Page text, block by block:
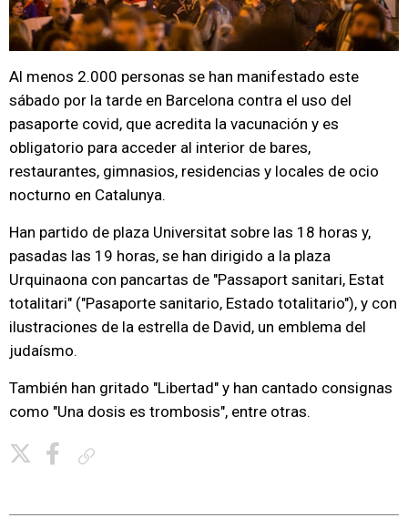
Al menos 2.000 personas se han manifestado este
sábado por la tarde en Barcelona contra el uso del
pasaporte covid, que acredita la vacunación y es
obligatorio para acceder al interior de bares,
restaurantes, gimnasios, residencias y locales de ocio
nocturno en Catalunya.
Han partido de plaza Universitat sobre las 18 horas y,
pasadas las 19 horas, se han dirigido a la plaza
Urquinaona con pancartas de "Passaport sanitari, Estat
totalitari" ("Pasaporte sanitario, Estado totalitario"), y con
ilustraciones de la estrella de David, un emblema del
judaísmo.
También han gritado "Libertad" y han cantado consignas
como "Una dosis es trombosis", entre otras.